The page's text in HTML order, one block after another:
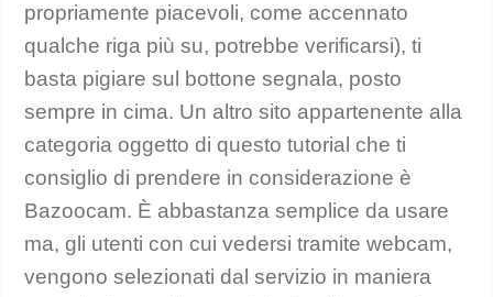
propriamente piacevoli, come accennato
qualche riga più su, potrebbe verificarsi), ti
basta pigiare sul bottone segnala, posto
sempre in cima. Un altro sito appartenente alla
categoria oggetto di questo tutorial che ti
consiglio di prendere in considerazione è
Bazoocam. È abbastanza semplice da usare
ma, gli utenti con cui vedersi tramite webcam,
vengono selezionati dal servizio in maniera